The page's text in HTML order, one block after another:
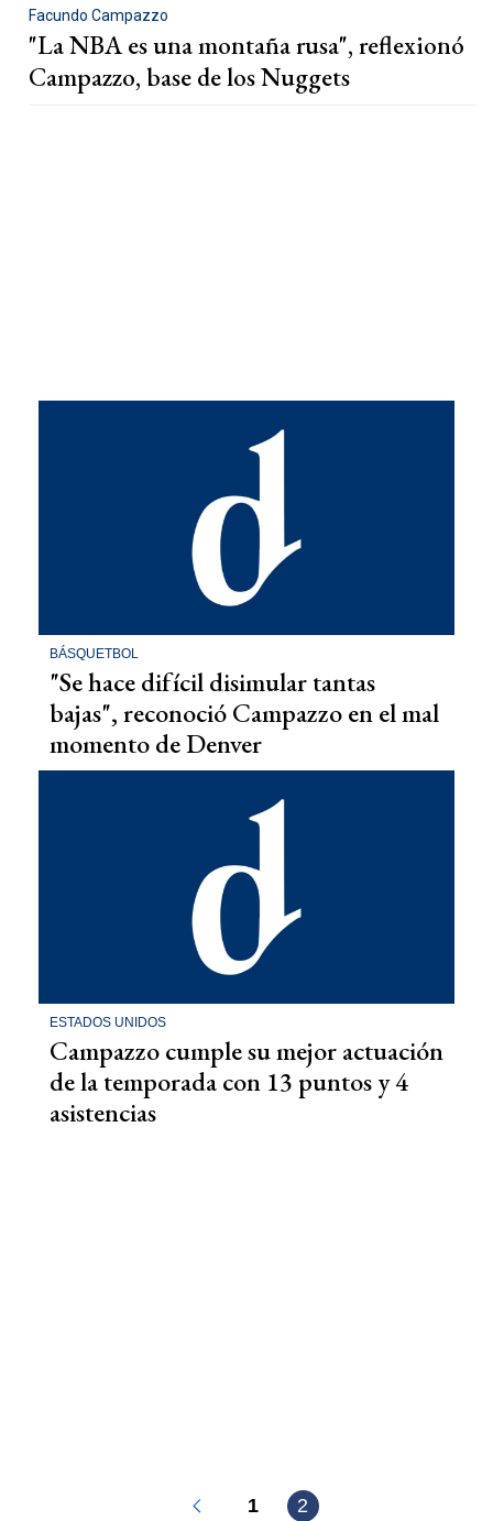
Facundo Campazzo
"La NBA es una montaña rusa", reflexionó
Campazzo, base de los Nuggets
BÁSQUETBOL
"Se hace difícil disimular tantas
bajas", reconoció Campazzo en el mal
momento de Denver
ESTADOS UNIDOS
Campazzo cumple su mejor actuación
de la temporada con 13 puntos y 4
asistencias
1 2